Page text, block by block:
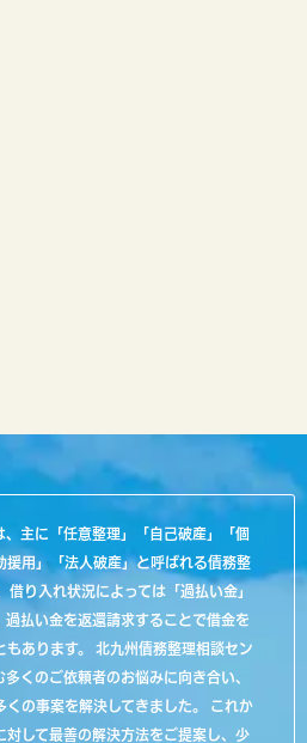
主に「任意整理」「自己破産」「個
援用」「法人破産」と呼ばれる債務整
借り入れ状況によっては「過払い金」
過払い金を返還請求することで借金を
あります。 北九州債務整理相談セン
くのご依頼者のお悩みに向き合い、
くの事案を解決してきました。 これか
対して最善の解決方法をご提案し、少